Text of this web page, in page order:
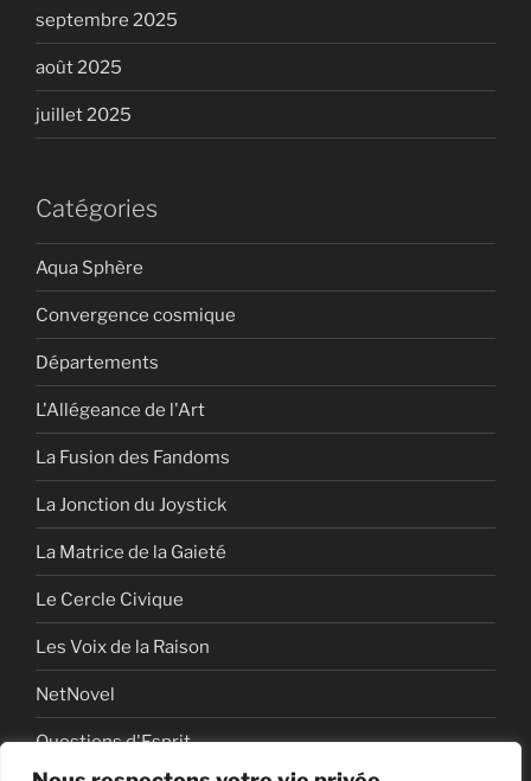
septembre 2025
août 2025
juillet 2025
Catégories
Aqua Sphère
Convergence cosmique
Départements
L'Allégeance de l'Art
La Fusion des Fandoms
La Jonction du Joystick
La Matrice de la Gaieté
Le Cercle Civique
Les Voix de la Raison
NetNovel
Questions d'Esprit